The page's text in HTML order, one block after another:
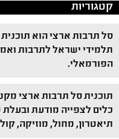
קטגוריות
סל תרבות ארצי הוא
תלמידי ישראל לתרבות
הפורמאלי.
תוכנית סל תרבות ארצי
כלים לצפייה מודעת
תיאטרון, מחול, מוזיקה,